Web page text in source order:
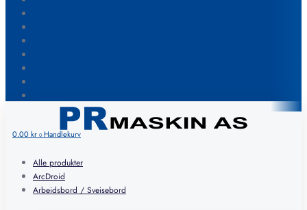
0.00kr 0 Handlekurv
Alle produkter
ArcDroid
Arbeidsbord / Sveisebord